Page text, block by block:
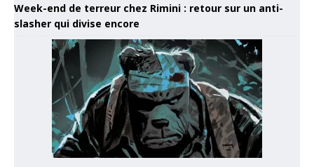
Week-end de terreur chez Rimini : retour sur un anti-
slasher qui divise encore